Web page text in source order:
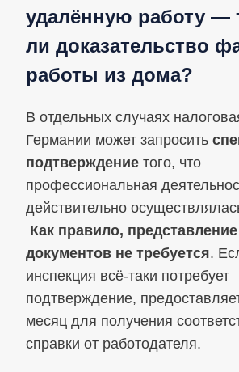
удалённую работу —
ли доказательство
работы из дома?
В отдельных случаях
Германии может запросить
подтверждение того, что
профессиональная
действительно
Как правило, представление
документов не требуется.
инспекция всё-таки потребует
подтверждение,
месяц для получения
справки от работодателя.